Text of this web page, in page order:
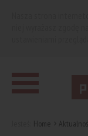
Home